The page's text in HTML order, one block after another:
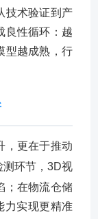
技术验证到产
良性循环：越
型越成熟，行
，更在于推动
测环节，3D视
；在物流仓储
力实现更精准